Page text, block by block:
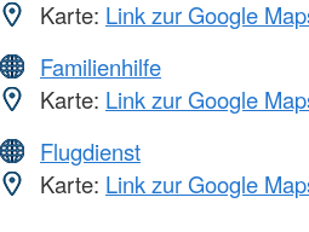
Karte: Link zur Google
Familienhilfe
Karte: Link zur Google
Flugdienst
Karte: Link zur Google